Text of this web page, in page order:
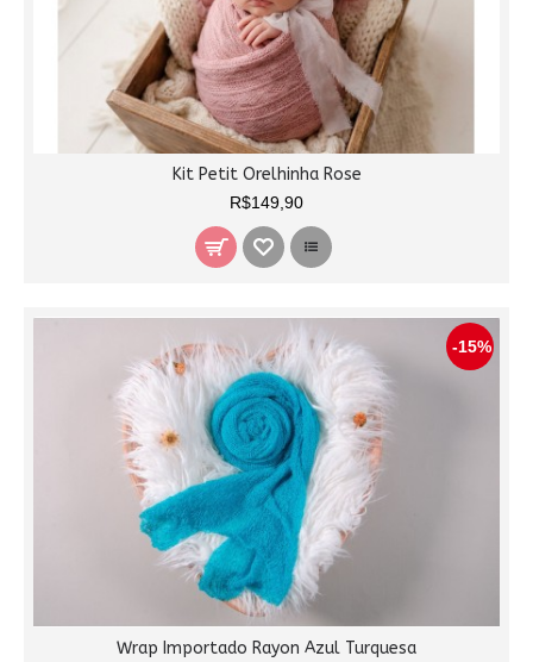
Kit Petit Orelhinha Rose
R$149,90
-15%
Wrap Importado Rayon Azul Turquesa